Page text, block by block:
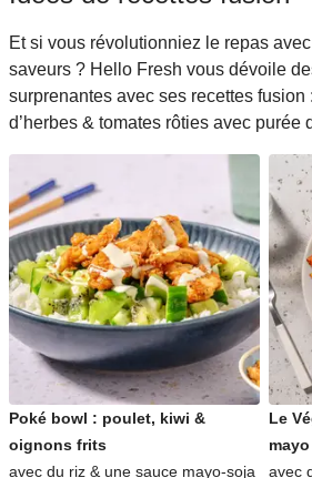
Et si vous révolutionniez le repas
saveurs ? Hello Fresh vous dévoile
surprenantes avec ses recettes fusion
d’herbes & tomates rôties avec purée
Poké bowl : poulet, kiwi &
oignons frits
avec du riz & une sauce mayo-soja
Le
avec